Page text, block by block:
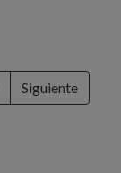
Siguiente